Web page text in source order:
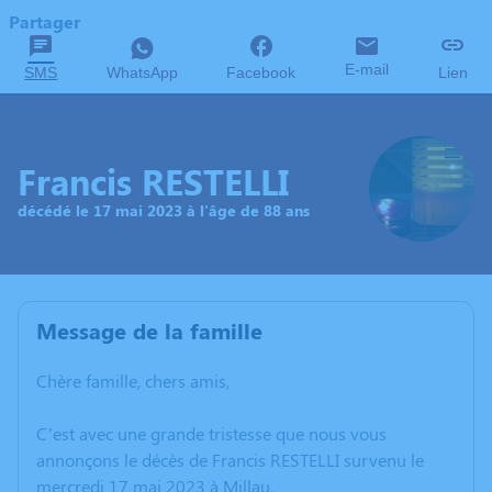
Partager
SMS WhatsApp Facebook E-mail Lien
Francis RESTELLI
décédé le 17 mai 2023 à l'âge de 88 ans
Message de la famille
Chère famille, chers amis,
C’est avec une grande tristesse que nous vous
annonçons le décès de Francis RESTELLI survenu le
mercredi 17 mai 2023 à Millau.